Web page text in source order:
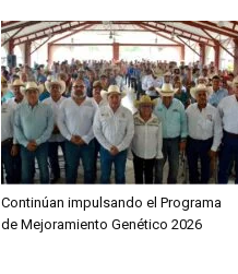
Continúan impulsando el Programa
de Mejoramiento Genético 2026